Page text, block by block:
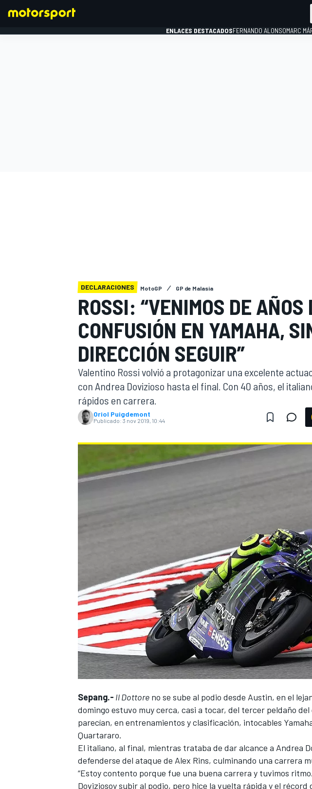
WEC FÓRMULA E
ENLACES DESTACADOSFERNANDO ALONSOMARC
DECLARACIONES MotoGP GP de Malasia
ROSSI: “VENIMOS DE AÑOS
CONFUSIÓN EN YAMAHA,
DIRECCIÓN SEGUIR”
Valentino Rossi volvió a protagonizar una excelente
con Andrea Dovizioso hasta el final. Con 40 años, el
rápidos en carrera.
Oriol Puigdemont
Publicado: 3 nov 2019, 10:44
Sepang.- Il Dottore no se sube al podio desde Austin, en el
domingo estuvo muy cerca, casi a tocar, del tercer peldaño
parecían, en entrenamientos y clasificación, intocables
Quartararo.
El italiano, al final, mientras trataba de dar alcance a Andrea
defenderse del ataque de Alex Rins, culminando una carrera
“Estoy contento porque fue una buena carrera y tuvimos
Doviziosoy subir al podio, pero hice la vuelta rápida y el récord